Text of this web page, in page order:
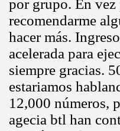
por grupo. En
recomendarme
hacer más.
acelerada para
siempre gracias.
estariamos
12,000 números,
agecia btl han